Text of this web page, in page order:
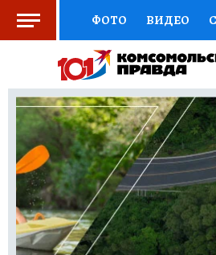
ФОТО ВИДЕО
СОЦПОДДЕРЖКА
ВЫБОР ЭКСПЕРТОВ
КНИЖНАЯ ПОЛКА
ПРЕСС-ЦЕНТР
РАДИО КП ТЕСТЫ